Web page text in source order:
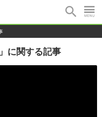
に関する記事